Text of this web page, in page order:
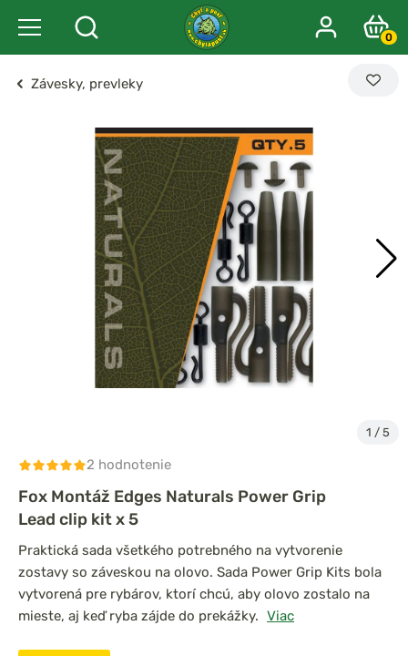
0
Závesky, prevleky
1 / 5
2 hodnotenie
Fox Montáž Edges Naturals Power Grip
Lead clip kit x 5
Praktická sada všetkého potrebného na vytvorenie
zostavy so záveskou na olovo. Sada Power Grip Kits bola
vytvorená pre rybárov, ktorí chcú, aby olovo zostalo na
mieste, aj keď ryba zájde do prekážky. Viac